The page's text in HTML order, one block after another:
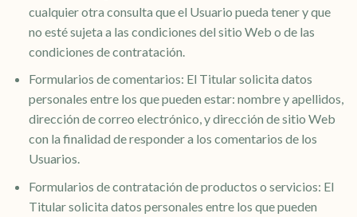
cualquier otra consulta que el Usuario pueda tener y que
no esté sujeta a las condiciones del sitio Web o de las
condiciones de contratación.
Formularios de comentarios: El Titular solicita datos
personales entre los que pueden estar: nombre y apellidos,
dirección de correo electrónico, y dirección de sitio Web
con la finalidad de responder a los comentarios de los
Usuarios.
Formularios de contratación de productos o servicios: El
Titular solicita datos personales entre los que pueden